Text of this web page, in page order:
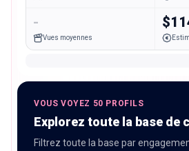
-
Vues moyennes
VOUS VOYEZ 50 PROFILS
Explorez toute la base de
Filtrez toute la base par